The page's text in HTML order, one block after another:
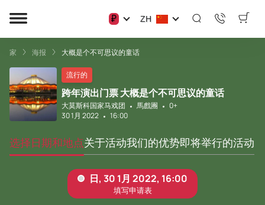
₽ ZH
家 海报 大概是个不可思议的童话
流行的
跨年演出门票 大概是个不可思议的童话
大莫斯科国家马戏团 馬戲團
0+
30 1月 2022
16:00
选择日期和地点关于活动我们的优势即将举行的活动